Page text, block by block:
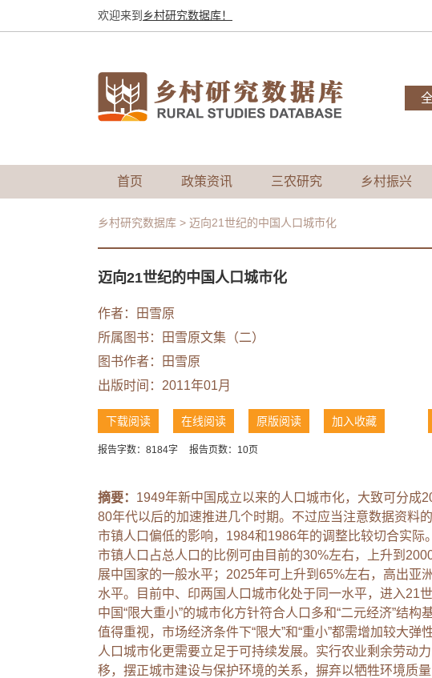
欢迎来到 乡村研究数据库！
首页 政策资讯 三农研究 乡村振兴
乡村研究数据库 > 迈向21世纪的中国人口城市化
迈向21世纪的中国人口城市化
作者：田雪原
所属图书：
田雪原文集（二）
图书作者：田雪原
出版时间：2011年01月
下载阅读 在线阅读 原版阅读 加入收藏
报告字数：8184字 报告页数：10页
摘要： 1949年新中国成立以来的人口城市化，大致可分成
80年代以后的加速推进几个时期。不过应当注意数据资料
市镇人口偏低的影响，1984和1986年的调整比较切合实
市镇人口占总人口的比例可由目前的30%左右，上升到
展中国家的一般水平；2025年可上升到65%左右，高出亚
水平。目前中、印两国人口城市化处于同一水平，进入21
中国“限大重小”的城市化方针符合人口多和“二元经济”结
值得重视，市场经济条件下“限大”和“重小”都需增加较大弹
人口城市化更需要立足于可持续发展。实行农业剩余劳动
移，摆正城市建设与保护环境的关系，摒弃以牺牲环境质